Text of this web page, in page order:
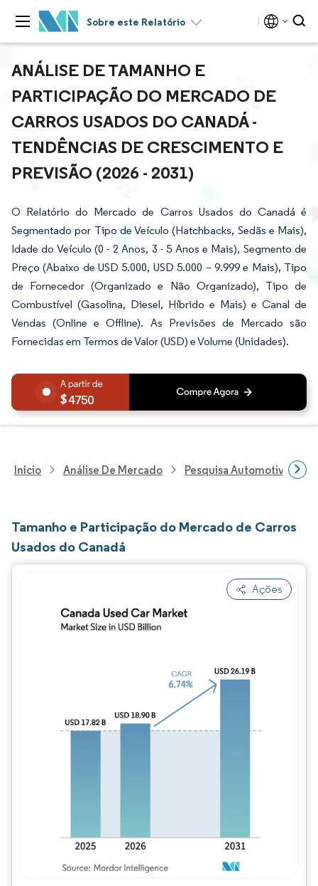
Sobre este Relatório
ANÁLISE DE TAMANHO E
PARTICIPAÇÃO DO MERCADO DE
CARROS USADOS DO CANADÁ -
TENDÊNCIAS DE CRESCIMENTO E
PREVISÃO (2026 - 2031)
O Relatório do Mercado de Carros Usados do Canadá é
Segmentado por Tipo de Veículo (Hatchbacks, Sedãs e Mais),
Idade do Veículo (0 - 2 Anos, 3 - 5 Anos e Mais), Segmento de
Preço (Abaixo de USD 5.000, USD 5.000 – 9.999 e Mais), Tipo
de Fornecedor (Organizado e Não Organizado), Tipo de
Combustível (Gasolina, Diesel, Híbrido e Mais) e Canal de
Vendas (Online e Offline). As Previsões de Mercado são
Fornecidas em Termos de Valor (USD) e Volume (Unidades).
4750
Início Análise De Mercado Pesquisa Automotiva
Tamanho e Participação do Mercado de Carros
Usados do Canadá
Ações